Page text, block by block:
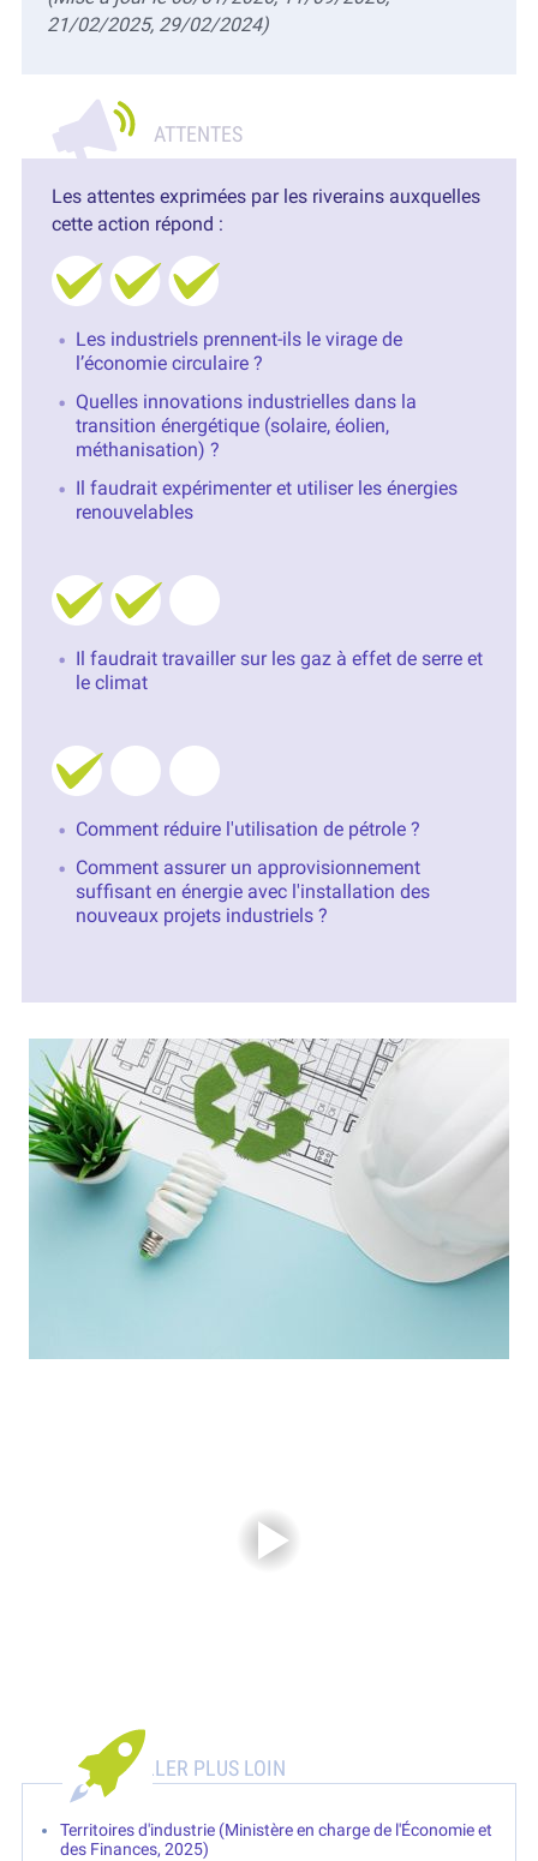
21/02/2025, 29/02/2024)
Les attentes exprimées par les riverains auxquelles
cette action répond :
Les industriels prennent-ils le virage de
l’économie circulaire ?
Quelles innovations industrielles dans la
transition énergétique (solaire, éolien,
méthanisation) ?
Il faudrait expérimenter et utiliser les énergies
renouvelables
Il faudrait travailler sur les gaz à effet de serre et
le climat
Comment réduire l'utilisation de pétrole ?
Comment assurer un approvisionnement
suffisant en énergie avec l'installation des
nouveaux projets industriels ?
Territoires d'industrie (Ministère en charge de l'Économie et
des Finances, 2025)